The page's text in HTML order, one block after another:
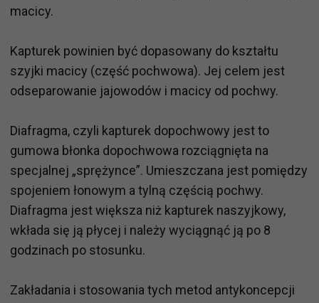
macicy.
Kapturek powinien być dopasowany do kształtu
szyjki macicy (część pochwowa). Jej celem jest
odseparowanie jajowodów i macicy od pochwy.
Diafragma, czyli kapturek dopochwowy jest to
gumowa błonka dopochwowa rozciągnięta na
specjalnej „sprężynce”. Umieszczana jest pomiędzy
spojeniem łonowym a tylną częścią pochwy.
Diafragma jest większa niż kapturek naszyjkowy,
wkłada się ją płycej i należy wyciągnąć ją po 8
godzinach po stosunku.
Zakładania i stosowania tych metod antykoncepcji